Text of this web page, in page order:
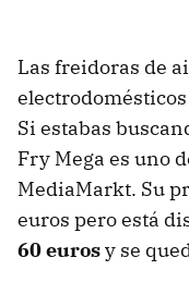
Las freidoras de
Si estabas
Fry Mega es uno
MediaMarkt. Su
euros pero está
60 eurosy se